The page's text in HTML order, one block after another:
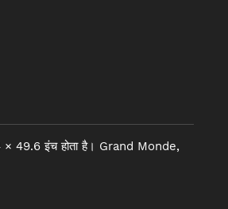
49.6 इंच होता है। Grand Monde,